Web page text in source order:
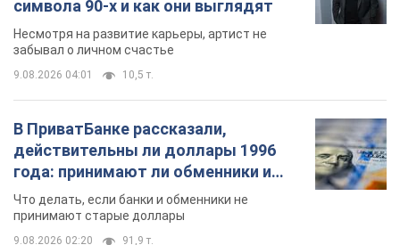
банки такие купюры
принимают старые доллары